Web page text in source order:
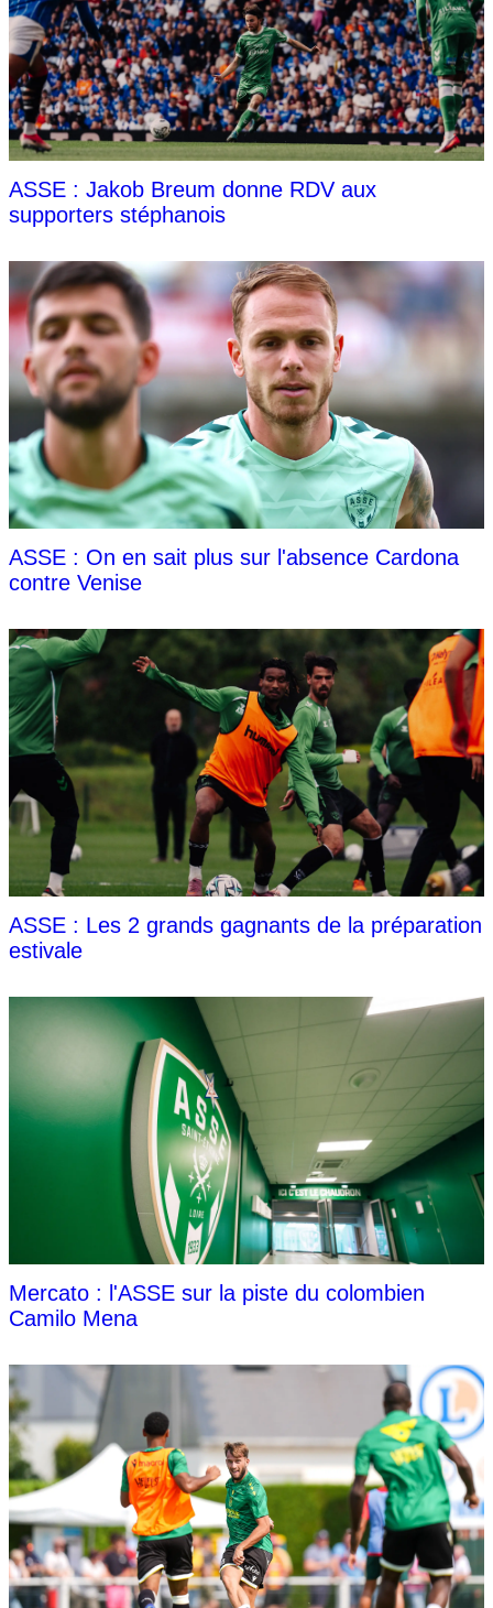
ASSE : Jakob Breum donne RDV aux
supporters stéphanois
ASSE : On en sait plus sur l'absence Cardona
contre Venise
ASSE : Les 2 grands gagnants de la préparation
estivale
Mercato : l'ASSE sur la piste du colombien
Camilo Mena